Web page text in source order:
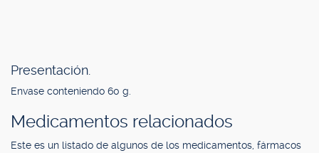
Presentación.
Envase conteniendo 60 g.
Medicamentos relacionados
Este es un listado de algunos de los medicamentos, fármacos